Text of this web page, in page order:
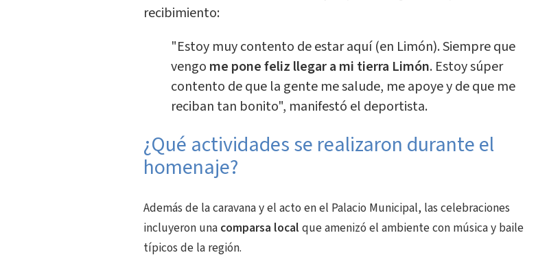
recibimiento:
"Estoy muy contento de estar aquí (en Limón). Siempre que
vengo me pone feliz llegar a mi tierra Limón. Estoy súper
contento de que la gente me salude, me apoye y de que me
reciban tan bonito", manifestó el deportista.
¿Qué actividades se realizaron durante el
homenaje?
Además de la caravana y el acto en el Palacio Municipal, las celebraciones
incluyeron una comparsa local que amenizó el ambiente con música y baile
típicos de la región.